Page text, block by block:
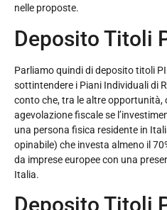
nelle proposte.
Deposito Titoli
Parliamo quindi di deposito titoli
sottintendere i Piani Individuali di
conto che, tra le altre
agevolazione fiscale se
una persona fisica residente in
opinabile) che investa almeno il
da imprese europee con una
Italia.
Deposito Titoli